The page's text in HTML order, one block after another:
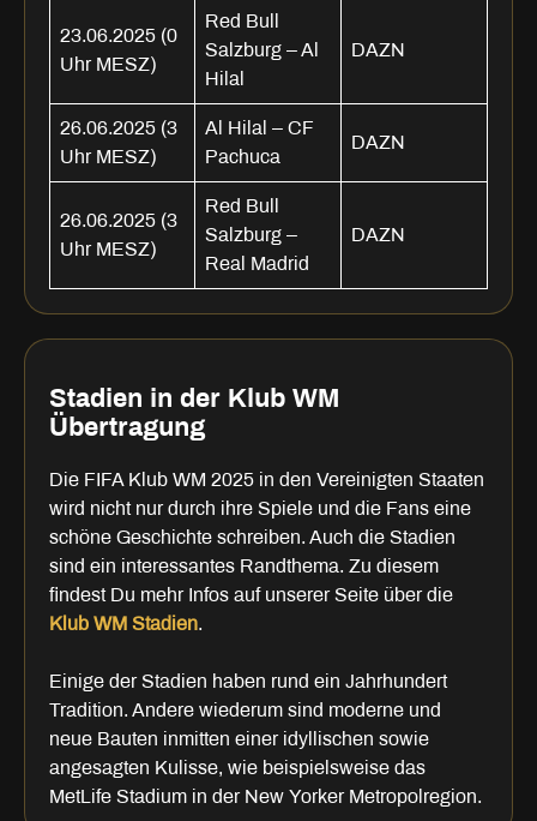
23.06.2025 (0
Uhr MESZ)
Red Bull
Salzburg – Al
Hilal
DAZN
26.06.2025 (3
Uhr MESZ)
Al Hilal – CF
Pachuca
DAZN
26.06.2025 (3
Uhr MESZ)
Red Bull
Salzburg –
Real Madrid
DAZN
Stadien in der Klub WM
Übertragung
Die FIFA Klub WM 2025 in den Vereinigten Staaten
wird nicht nur durch ihre Spiele und die Fans eine
schöne Geschichte schreiben. Auch die Stadien
sind ein interessantes Randthema. Zu diesem
findest Du mehr Infos auf unserer Seite über die
Klub WM Stadien.
Einige der Stadien haben rund ein Jahrhundert
Tradition. Andere wiederum sind moderne und
neue Bauten inmitten einer idyllischen sowie
angesagten Kulisse, wie beispielsweise das
MetLife Stadium in der New Yorker Metropolregion.